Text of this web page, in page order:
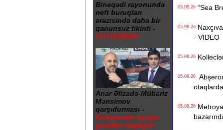
Binəqədi rayonunda
neft buruqları
ərazisində daha bir
qanunsuz tikinti -
FOTO/VİDEO
Anar Əlizadə-Mübariz
Mənsimov
qarşıdurması -
Kompromat savaşı
yenidən başlayıb
05.08.26“Sea
05.08.26
- VİDEO
05.08.26
05.08.26Abşeron
05.08.26Metroya